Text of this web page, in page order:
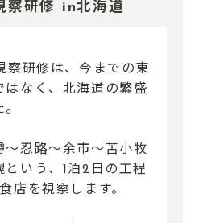
察研修 in北海道
察研修は、今までの東
はなく、北海道の繁盛
～忍路～余市～苫小牧
いう、1泊2日の工程
店を視察します。